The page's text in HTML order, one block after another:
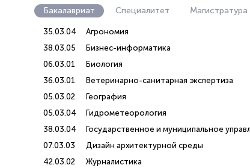
Бакалавриат Специалитет Магистратура
35.03.04
Агрономия
38.03.05
Бизнес-информатика
06.03.01
Биология
36.03.01
Ветеринарно-санитарная экспертиза
05.03.02
География
05.03.04
Гидрометеорология
38.03.04
Государственное и муниципальное
07.03.03
Дизайн архитектурной среды
42.03.02
Журналистика